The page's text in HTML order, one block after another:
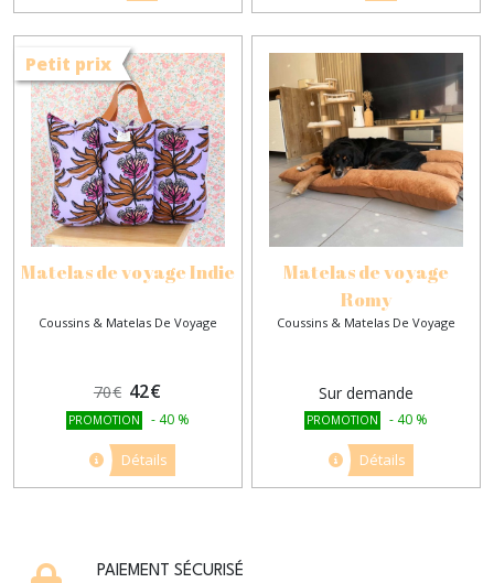
Petit prix
Matelas de voyage Indie
Coussins & Matelas De Voyage
70€ 42€
PROMOTION - 40 %
Détails
Matelas de voyage
Romy
Coussins & Matelas De Voyage
Sur demande
PROMOTION - 40 %
Détails
PAIEMENT SÉCURISÉ